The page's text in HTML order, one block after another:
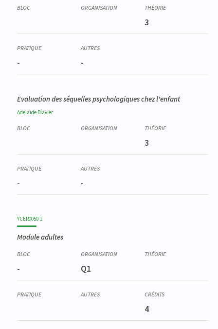
3
- -
Evaluation des séquelles psychologiques chez l'enfant
Adelaïde Blavier
3
- -
YCER0050-1
Module adultes
- Q1
4